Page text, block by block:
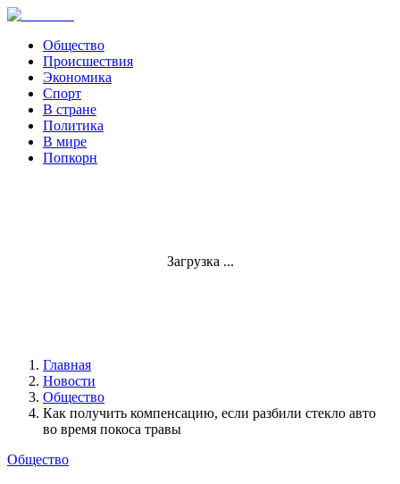
Общество
Происшествия
Экономика
Спорт
В стране
Политика
В мире
Попкорн
Загрузка ...
Главная
Новости
Общество
Как получить компенсацию, если разбили стекло авто
во время покоса травы
Общество